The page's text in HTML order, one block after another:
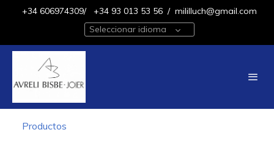
+34 606974309/ +34 93 013 53 56 / mililluch@gmail.com
Seleccionar idioma
Productos